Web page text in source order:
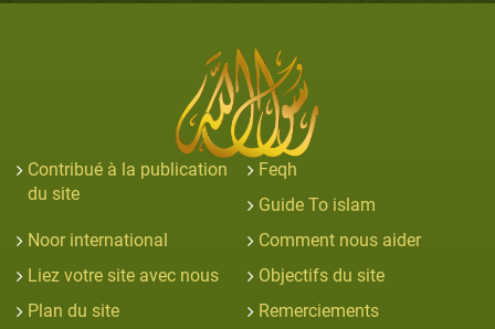
Contribué à la publication
du site
Feqh
Guide To islam
Noor international
Comment nous aider
Liez votre site avec nous
Objectifs du site
Plan du site
Remerciements